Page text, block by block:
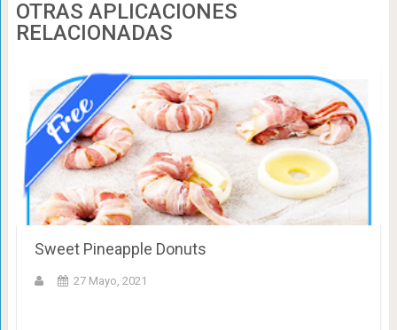
OTRAS APLICACIONES
RELACIONADAS
Sweet Pineapple Donuts
27 Mayo, 2021